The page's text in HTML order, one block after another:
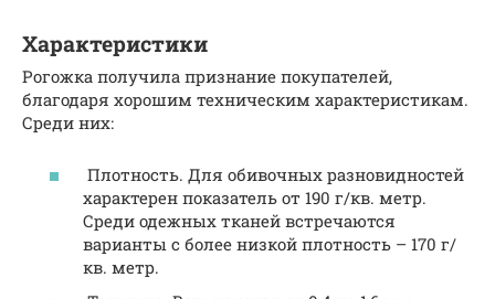
Характеристики
Рогожка получила признание покупателей,
благодаря хорошим техническим характеристикам.
Среди них:
Плотность. Для обивочных разновидностей
характерен показатель от 190 г/кв. метр.
Среди одежных тканей встречаются
варианты с более низкой плотность – 170 г/
кв. метр.